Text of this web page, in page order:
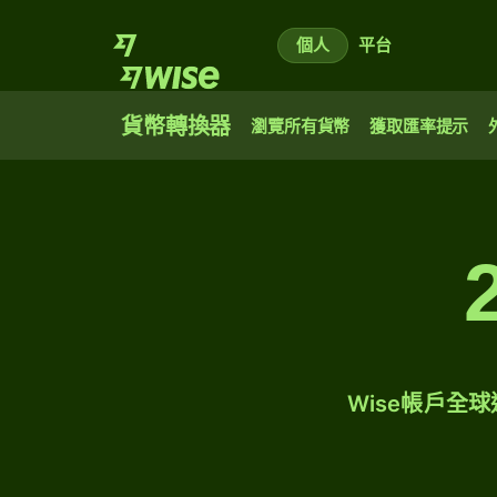
個人 平台
貨幣轉換器 瀏覽所有貨幣 獲取匯率提示
Wise帳戶全球